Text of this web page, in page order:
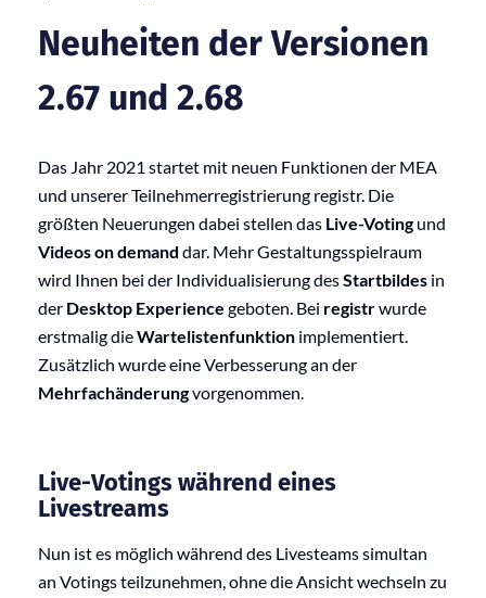
Neuheiten der Versionen
2.67 und 2.68
Das Jahr 2021 startet mit neuen Funktionen der MEA
und unserer Teilnehmerregistrierung registr. Die
größten Neuerungen dabei stellen das Live-Votingund
Videos on demand dar. Mehr Gestaltungsspielraum
wird Ihnen bei der Individualisierung desStartbildes in
der Desktop Experience geboten. Bei registrwurde
erstmalig dieWartelistenfunktion implementiert.
Zusätzlich wurde eine Verbesserung an der
Mehrfachänderungvorgenommen.
Live-Votings während eines
Livestreams
Nun ist es möglich während des Livesteams simultan
an Votings teilzunehmen, ohne die Ansicht wechseln zu